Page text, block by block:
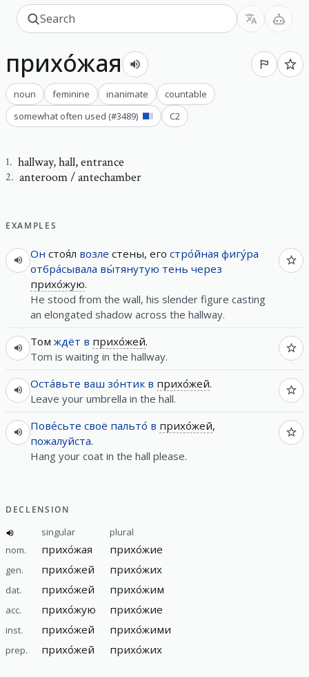
прихо́жая
noun feminine inanimate
countable
somewhat often used (#3489) C2
1. hallway,hall, entrance
2. anteroom / antechamber
EXAMPLES
Он стоя́л возле стены, его стро́йная фигу́ра
отбра́сывала вы́тянутую тень через
прихо́жую.
He stood from the wall, his slender figure casting
an elongated shadow across the hallway.
Том ждёт в прихо́жей.
Tom is waiting in the hallway.
Оста́вьте ваш зо́нтик в прихо́жей.
Leave your umbrella in the hall.
Пове́сьте своё пальто́ в прихо́жей,
пожалуйста.
Hang your coat in the hall please.
DECLENSION
singular
plural
nom.
прихо́жая прихо́жие
gen. прихо́жей прихо́жих
dat. прихо́жей прихо́жим
acc. прихо́жую прихо́жие
inst. прихо́жей прихо́жими
prep. прихо́жей прихо́жих